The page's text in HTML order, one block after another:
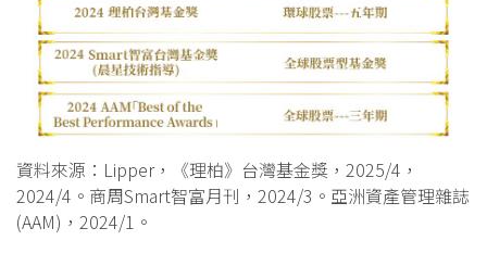
資料來源：Lipper，《理柏》台灣基金獎，2025/4，
2024/4。商周Smart智富月刊，2024/3。亞洲資產管理雜誌
(AAM)，2024/1。